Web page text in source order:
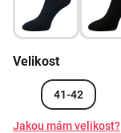
Velikost
41-42
Jakou mám velikost?